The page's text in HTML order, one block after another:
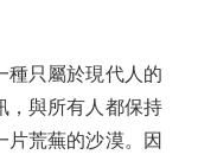
只屬於現代人的
，與所有人都保持
片荒蕪的沙漠。因